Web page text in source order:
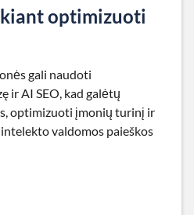
optimizuoti
gali naudoti
ir AI SEO, kad galėtų
optimizuoti įmonių turinį ir
valdomos paieškos